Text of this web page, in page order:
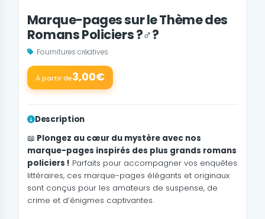
Marque-pages sur le Thème des
Romans Policiers ?️‍♂️?
Fournitures créatives
À partir de3,00€
Description
📖 Plongez au cœur du mystère avec nos
marque-pages inspirés des plus grands romans
policiers ! Parfaits pour accompagner vos enquêtes
littéraires, ces marque-pages élégants et originaux
sont conçus pour les amateurs de suspense, de
crime et d’énigmes captivantes.